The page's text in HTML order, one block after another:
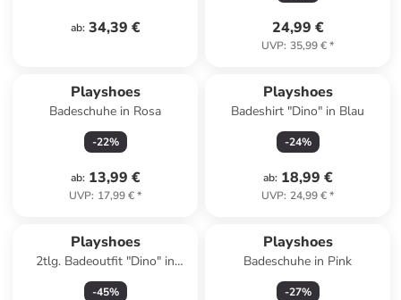
ab: 34,39 € 24,99 €
UVP: 35,99 €*
Playshoes
Badeschuhe in Rosa
-22%
ab: 13,99 €
UVP: 17,99 €*
Playshoes
Badeshirt "Dino" in Blau
-24%
ab: 18,99 €
UVP: 24,99 €*
Playshoes
2tlg. Badeoutfit "Dino" in
Creme/ Hellblau
-45%
Playshoes
Badeschuhe in Pink
-27%